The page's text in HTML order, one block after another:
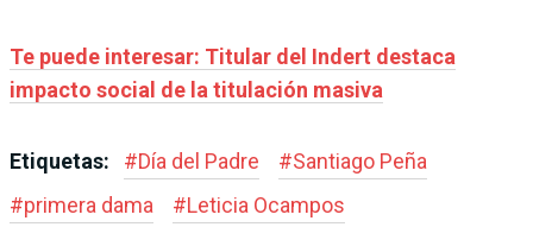
Te puede interesar: Titular del Indert destaca
impacto social de la titulación masiva
Etiquetas: #Día del Padre #Santiago Peña
#primera dama #Leticia Ocampos